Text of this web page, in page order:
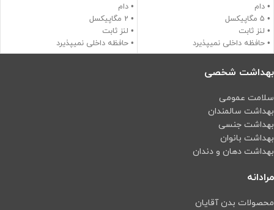
• دام
• 5 مگاپیکسل
• لنز ثابت
• حافظه داخلی نمیپذیرد
• دید در شب 10 متر
• دام
• 2 مگاپیکسل
• لنز ثابت
• حافظه داخلی نمیپذیرد
• دید در شب 10 متر
بهداشت شخصی
سلامت عمومی
بهداشت سالمندان
بهداشت جنسی
بهداشت بانوان
بهداشت دهان و دندان
مرادانه
محصولات بدن آقایان